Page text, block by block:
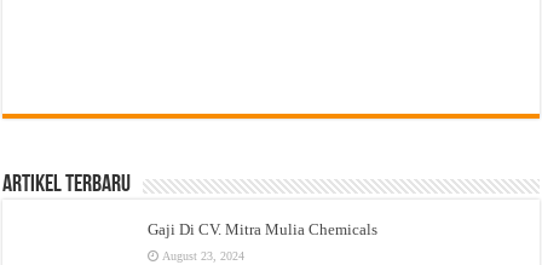
Artikel Terbaru
Gaji Di CV. Mitra Mulia Chemicals
August 23, 2024